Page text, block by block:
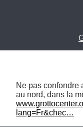
Ne pas confondre
lang=Fr&chec…